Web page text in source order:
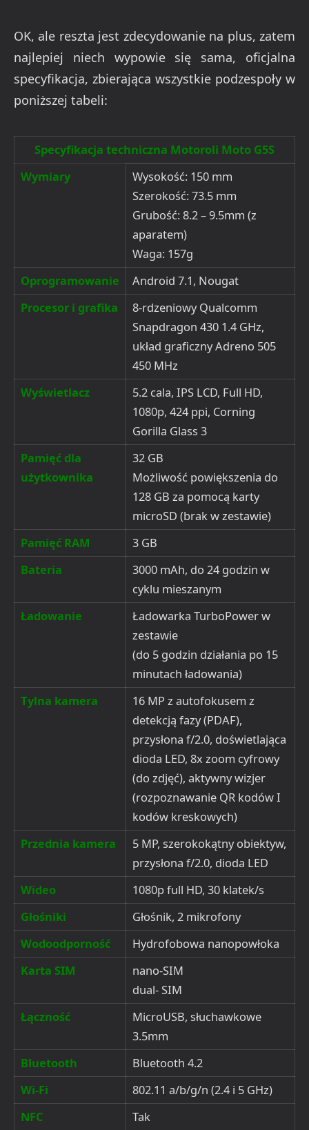
OK, ale reszta jest zdecydowanie na plus, zatem
najlepiej niech wypowie się sama, oficjalna
specyfikacja, zbierająca wszystkie podzespoły w
poniższej tabeli:
Specyfikacja techniczna Motoroli Moto G5S
Wymiary
Wysokość: 150 mm
Szerokość: 73.5 mm
Grubość: 8.2 – 9.5mm (z
aparatem)
Waga: 157g
Oprogramowanie
Android 7.1, Nougat
Procesor i grafika
8-rdzeniowy Qualcomm
Snapdragon 430 1.4 GHz,
układ graficzny Adreno 505
450 MHz
Wyświetlacz
5.2 cala, IPS LCD, Full HD,
1080p, 424 ppi, Corning
Gorilla Glass 3
Pamięć dla
użytkownika
32 GB
Możliwość powiększenia do
128 GB za pomocą karty
microSD (brak w zestawie)
Pamięć RAM
3 GB
Bateria
3000 mAh, do 24 godzin w
cyklu mieszanym
Ładowanie
Ładowarka TurboPower w
zestawie
(do 5 godzin działania po 15
minutach ładowania)
Tylna kamera
16 MP z autofokusem z
detekcją fazy (PDAF),
przysłona f/2.0, doświetlająca
dioda LED, 8x zoom cyfrowy
(do zdjęć), aktywny wizjer
(rozpoznawanie QR kodów I
kodów kreskowych)
Przednia kamera
5 MP, szerokokątny obiektyw,
przysłona f/2.0, dioda LED
Wideo
1080p full HD, 30 klatek/s
Głośniki
Głośnik, 2 mikrofony
Wodoodporność
Hydrofobowa nanopowłoka
Karta SIM
nano-SIM
dual- SIM
Łączność
MicroUSB, słuchawkowe
3.5mm
Bluetooth
Bluetooth 4.2
Wi-Fi
802.11 a/b/g/n (2.4 i 5 GHz)
NFC
Tak